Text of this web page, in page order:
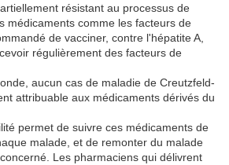
résistant au processus de
médicaments comme les facteurs de
de vacciner, contre l'hépatite A,
régulièrement des facteurs de
aucun cas de maladie de Creutzfeld-
attribuable aux médicaments dérivés du
permet de suivre ces médicaments de
malade, et de remonter du malade
Les pharmaciens qui délivrent